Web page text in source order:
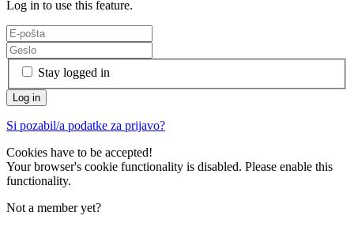
Log in to use this feature.
Stay logged in
Si pozabil/a podatke za prijavo?
Cookies have to be accepted!
Your browser's cookie functionality is disabled. Please enable this
functionality.
Not a member yet?